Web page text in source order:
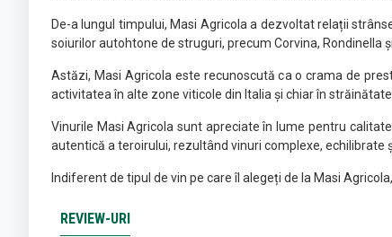
De-a lungul timpului, Masi Agricola a dezvoltat relații
soiurilor autohtone de struguri, precum Corvina, Rondinella
Astăzi, Masi Agricola este recunoscută ca o crama de
activitatea în alte zone viticole din Italia și chiar în
Vinurile Masi Agricola sunt apreciate în lume pentru
autentică a teroirului, rezultând vinuri complexe, echilibrate
Indiferent de tipul de vin pe care îl alegeți de la Masi
REVIEW-URI